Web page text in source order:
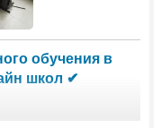
обучения в
школ ✔